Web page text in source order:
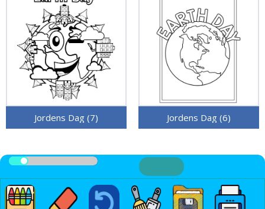
Jordens Dag (7) Jordens Dag (6)